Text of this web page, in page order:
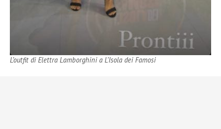
L’outfit di Elettra Lamborghini a L’Isola dei Famosi